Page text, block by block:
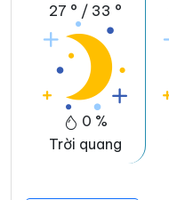
27 ° / 33 °
0 %
Trời quang